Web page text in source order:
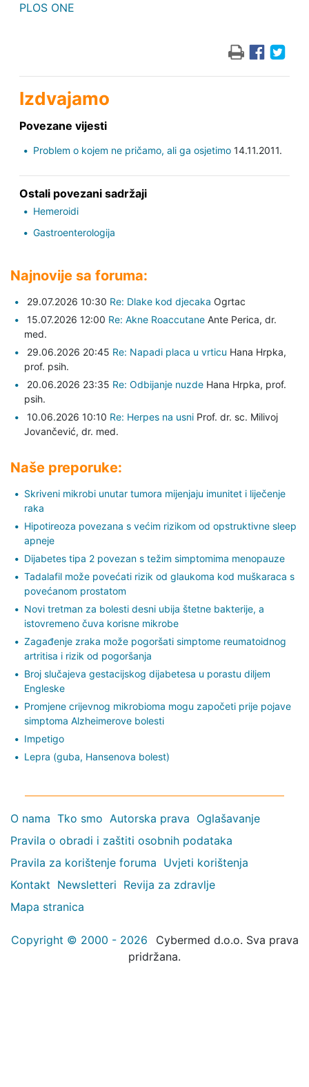
PLOS ONE
Izdvajamo
Povezane vijesti
Problem o kojem ne pričamo, ali ga osjetimo14.11.2011.
Ostali povezani sadržaji
Hemeroidi
Gastroenterologija
Najnovije sa foruma:
29.07.2026 10:30 Re: Dlake kod djecaka Ogrtac
15.07.2026 12:00 Re: Akne Roaccutane Ante Perica, dr.
med.
29.06.2026 20:45 Re: Napadi placa u vrticu Hana Hrpka,
prof. psih.
20.06.2026 23:35 Re: Odbijanje nuzde Hana Hrpka, prof.
psih.
10.06.2026 10:10 Re: Herpes na usni Prof. dr. sc. Milivoj
Jovančević, dr. med.
Naše preporuke:
Skriveni mikrobi unutar tumora mijenjaju imunitet i liječenje
raka
Hipotireoza povezana s većim rizikom od opstruktivne sleep
apneje
Dijabetes tipa 2 povezan s težim simptomima menopauze
Tadalafil može povećati rizik od glaukoma kod muškaraca s
povećanom prostatom
Novi tretman za bolesti desni ubija štetne bakterije, a
istovremeno čuva korisne mikrobe
Zagađenje zraka može pogoršati simptome reumatoidnog
artritisa i rizik od pogoršanja
Broj slučajeva gestacijskog dijabetesa u porastu diljem
Engleske
Promjene crijevnog mikrobioma mogu započeti prije pojave
simptoma Alzheimerove bolesti
Impetigo
Lepra (guba, Hansenova bolest)
O nama Tko smo Autorska prava Oglašavanje
Pravila o obradi i zaštiti osobnih podataka
Pravila za korištenje foruma Uvjeti korištenja
Kontakt Newsletteri Revija za zdravlje
Mapa stranica
Copyright © 2000 - 2026
Cybermed d.o.o. Sva prava
pridržana.